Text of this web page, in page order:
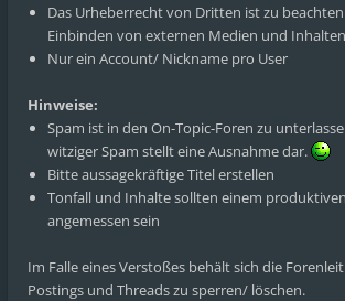
Das Urheberrecht von Dritten ist zu beachten
Einbinden von externen Medien und
Nur ein Account/ Nickname pro User
Hinweise:
Spam ist in den On-Topic-Foren zu
witziger Spam stellt eine Ausnahme dar.
Bitte aussagekräftige Titel erstellen
Tonfall und Inhalte sollten einem
angemessen sein
Im Falle eines Verstoßes behält sich die
Postings und Threads zu sperren/ löschen.